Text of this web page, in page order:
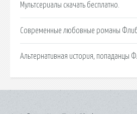
Мультсериалы скачать бесплатно.
Современные любовные романы
Альтернативная история, попаданцы